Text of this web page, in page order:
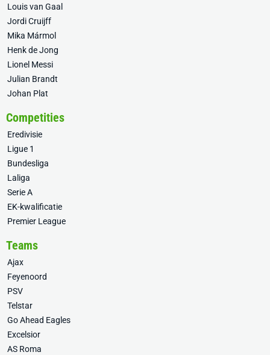
Louis van Gaal
Jordi Cruijff
Mika Mármol
Henk de Jong
Lionel Messi
Julian Brandt
Johan Plat
Competities
Eredivisie
Ligue 1
Bundesliga
Laliga
Serie A
EK-kwalificatie
Premier League
Teams
Ajax
Feyenoord
PSV
Telstar
Go Ahead Eagles
Excelsior
AS Roma